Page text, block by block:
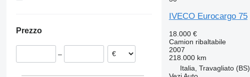
Gran Bretagna
Norvegia
Georgia
Uzbekistan
Argentina
Marocco
Prezzo
–
IVECO Eurocargo 75
18.000 €
Camion ribaltabile
2007
218.000 km
Italia, Travagliato (BS)